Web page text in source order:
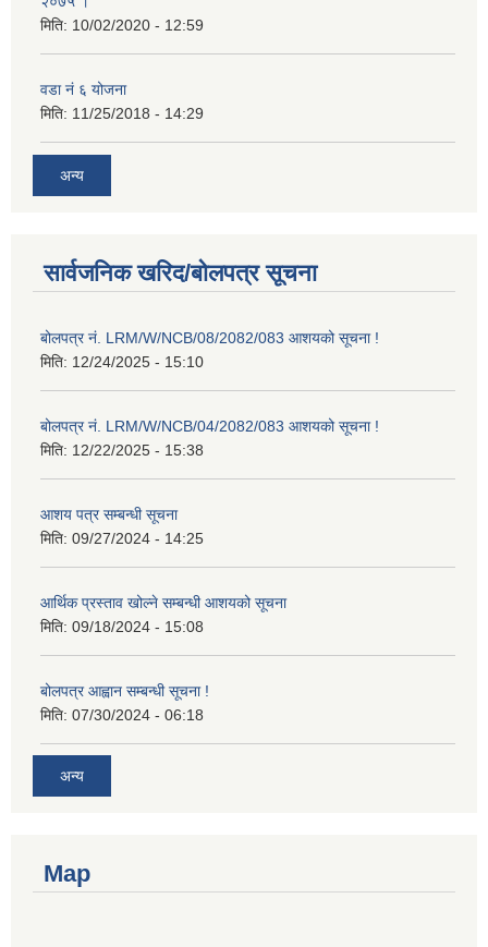
मिति: 10/02/2020 - 12:59
वडा नं ६ योजना
मिति: 11/25/2018 - 14:29
अन्य
सार्वजनिक खरिद/बोलपत्र सूचना
बोलपत्र नं. LRM/W/NCB/08/2082/083 आशयको सूचना !
मिति: 12/24/2025 - 15:10
बोलपत्र नं. LRM/W/NCB/04/2082/083 आशयको सूचना !
मिति: 12/22/2025 - 15:38
आशय पत्र सम्बन्धी सूचना
मिति: 09/27/2024 - 14:25
आर्थिक प्रस्ताव खोल्ने सम्बन्धी आशयको सूचना
मिति: 09/18/2024 - 15:08
बोलपत्र आह्वान सम्बन्धी सूचना !
मिति: 07/30/2024 - 06:18
अन्य
Map